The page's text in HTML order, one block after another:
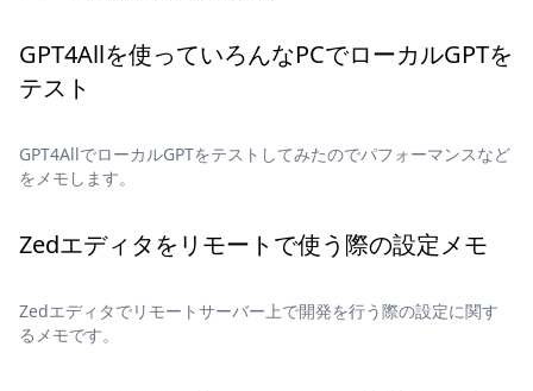
GPT4Allを使っていろんなPCでローカルGPTを
テスト
GPT4AllでローカルGPTをテストしてみたのでパフォーマンスなど
をメモします。
Zedエディタをリモートで使う際の設定メモ
Zedエディタでリモートサーバー上で開発を行う際の設定に関す
るメモです。